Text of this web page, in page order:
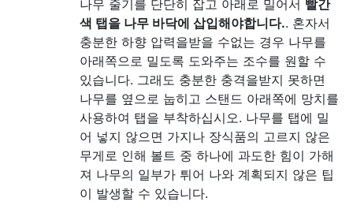
나무 줄기를 단단히 잡고 아래로 밀어서 빨간
색 탭을 나무 바닥에 삽입해야합니다.. 혼자서
충분한 하향 압력을받을 수없는 경우 나무를
아래쪽으로 밀도록 도와주는 조수를 원할 수
있습니다. 그래도 충분한 충격을받지 못하면
나무를 옆으로 눕히고 스탠드 아래쪽에 망치를
사용하여 탭을 부착하십시오. 나무를 탭에 밀
어 넣지 않으면 가지나 장식품의 고르지 않은
무게로 인해 볼트 중 하나에 과도한 힘이 가해
져 나무의 일부가 튀어 나와 계획되지 않은 팁
이 발생할 수 있습니다.